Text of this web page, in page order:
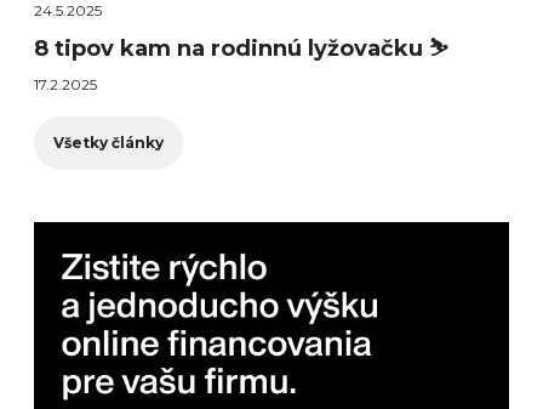
24.5.2025
8 tipov kam na rodinnú lyžovačku ⛷️
17.2.2025
Všetky články